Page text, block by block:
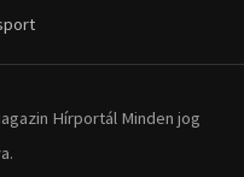
Hírportál Minden jog